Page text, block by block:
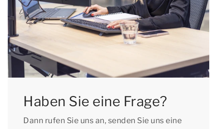
Haben Sie eine Frage?
Dann rufen Sie uns an, senden Sie uns eine